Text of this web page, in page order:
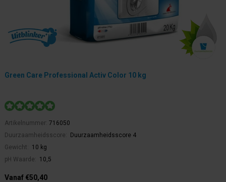
Green Care Professional Activ Color 10 kg
Artikelnummer: 716050
Duurzaamheidsscore:
Duurzaamheidsscore 4
Gewicht:
10 kg
pH Waarde:
10,5
Vanaf €50,40